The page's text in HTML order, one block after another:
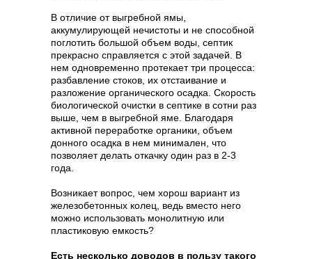
В отличие от выгребной ямы,
аккумулирующей нечистоты и не способной
поглотить большой объем воды, септик
прекрасно справляется с этой задачей. В
нем одновременно протекает три процесса:
разбавление стоков, их отстаивание и
разложение органического осадка. Скорость
биологической очистки в септике в сотни раз
выше, чем в выгребной яме. Благодаря
активной переработке органики, объем
донного осадка в нем минимален, что
позволяет делать откачку один раз в 2-3
года.
Возникает вопрос, чем хорош вариант из
железобетонных колец, ведь вместо него
можно использовать монолитную или
пластиковую емкость?
Есть несколько доводов в пользу такого